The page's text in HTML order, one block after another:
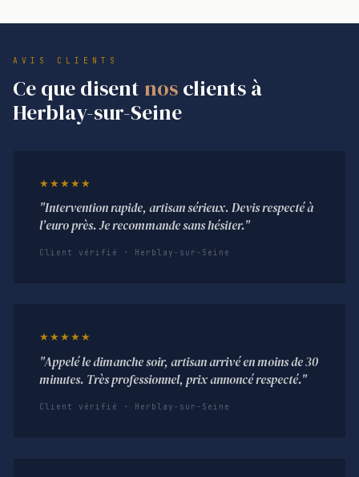
AVIS CLIENTS
Ce que disent nosclients à
Herblay-sur-Seine
★★★★★
"Intervention rapide, artisan sérieux. Devis respecté à
l'euro près. Je recommande sans hésiter."
Client vérifié · Herblay-sur-Seine
★★★★★
"Appelé le dimanche soir, artisan arrivé en moins de 30
minutes. Très professionnel, prix annoncé respecté."
Client vérifié · Herblay-sur-Seine